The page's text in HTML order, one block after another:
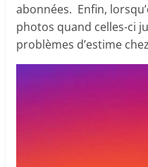
abonnées. Enfin,
photos quand celles-ci
problèmes d’estime